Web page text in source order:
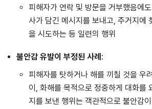
피해자가 연락 및 방문을 거부했음에
사가 담긴 메시지를 보내고, 주거지에
을 시도하는 등 일련의 행위
불안감 유발이 부정된 사례 :
피해자를 탓하거나 해를 끼칠 것을 우
이, 화해를 목적으로 정중하게 대화를
지를 보낸 행위는 객관적으로 불안감